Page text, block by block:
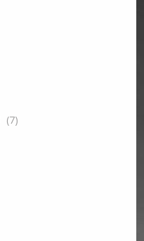
(7)